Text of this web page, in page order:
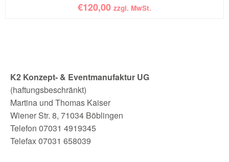
€120,00 zzgl. MwSt.
K2 Konzept- & Eventmanufaktur UG
(haftungsbeschränkt)
Martina und Thomas Kaiser
Wiener Str. 8, 71034 Böblingen
Telefon 07031 4919345
Telefax 07031 658039